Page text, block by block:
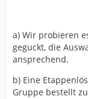
a) Wir probieren
geguckt, die
ansprechend.
b) Eine
Gruppe bestellt